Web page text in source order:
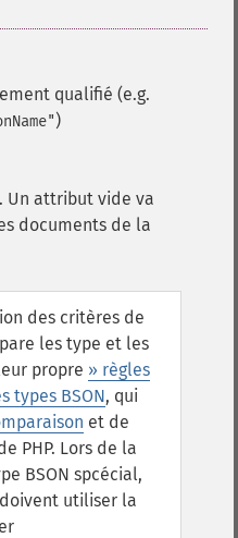
qualifié (e.g.
)
. Un attribut vide va
documents de la
des critères de
les type et les
propre » règles
types BSON, qui
et de
PHP. Lors de la
BSON spcécial,
utiliser la